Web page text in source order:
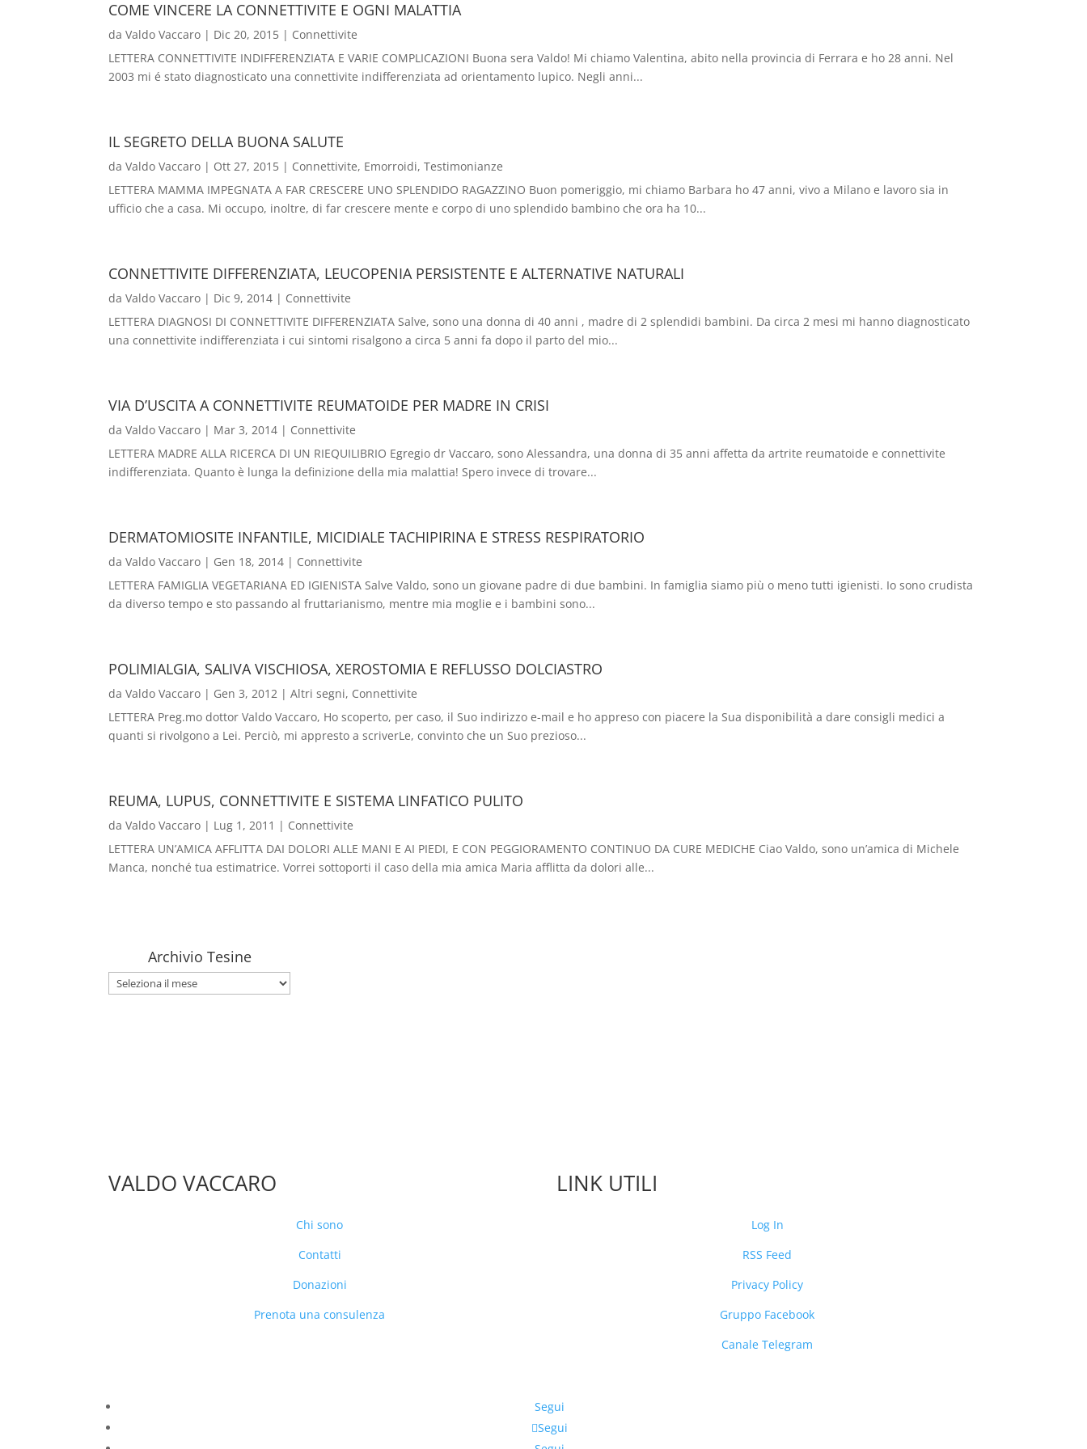
COME VINCERE LA CONNETTIVITE E OGNI MALATTIA
daValdo Vaccaro | Dic 20, 2015 | Connettivite
LETTERA CONNETTIVITE INDIFFERENZIATA E VARIE COMPLICAZIONI Buona sera Valdo! Mi chiamo Valentina, abito nella provincia di Ferrara e ho 28 anni. Nel
2003 mi é stato diagnosticato una connettivite indifferenziata ad orientamento lupico. Negli anni...
IL SEGRETO DELLA BUONA SALUTE
daValdo Vaccaro | Ott 27, 2015 | Connettivite, Emorroidi,Testimonianze
LETTERA MAMMA IMPEGNATA A FAR CRESCERE UNO SPLENDIDO RAGAZZINO Buon pomeriggio, mi chiamo Barbara ho 47 anni, vivo a Milano e lavoro sia in
ufficio che a casa. Mi occupo, inoltre, di far crescere mente e corpo di uno splendido bambino che ora ha 10...
CONNETTIVITE DIFFERENZIATA, LEUCOPENIA PERSISTENTE E ALTERNATIVE NATURALI
daValdo Vaccaro | Dic 9, 2014 | Connettivite
LETTERA DIAGNOSI DI CONNETTIVITE DIFFERENZIATA Salve, sono una donna di 40 anni , madre di 2 splendidi bambini. Da circa 2 mesi mi hanno diagnosticato
una connettivite indifferenziata i cui sintomi risalgono a circa 5 anni fa dopo il parto del mio...
VIA D’USCITA A CONNETTIVITE REUMATOIDE PER MADRE IN CRISI
daValdo Vaccaro | Mar 3, 2014 | Connettivite
LETTERA MADRE ALLA RICERCA DI UN RIEQUILIBRIO Egregio dr Vaccaro, sono Alessandra, una donna di 35 anni affetta da artrite reumatoide e connettivite
indifferenziata. Quanto è lunga la definizione della mia malattia! Spero invece di trovare...
DERMATOMIOSITE INFANTILE, MICIDIALE TACHIPIRINA E STRESS RESPIRATORIO
daValdo Vaccaro | Gen 18, 2014 | Connettivite
LETTERA FAMIGLIA VEGETARIANA ED IGIENISTA Salve Valdo, sono un giovane padre di due bambini. In famiglia siamo più o meno tutti igienisti. Io sono crudista
da diverso tempo e sto passando al fruttarianismo, mentre mia moglie e i bambini sono...
POLIMIALGIA, SALIVA VISCHIOSA, XEROSTOMIA E REFLUSSO DOLCIASTRO
daValdo Vaccaro | Gen 3, 2012 |Altri segni, Connettivite
LETTERA Preg.mo dottor Valdo Vaccaro, Ho scoperto, per caso, il Suo indirizzo e-mail e ho appreso con piacere la Sua disponibilità a dare consigli medici a
quanti si rivolgono a Lei. Perciò, mi appresto a scriverLe, convinto che un Suo prezioso...
REUMA, LUPUS, CONNETTIVITE E SISTEMA LINFATICO PULITO
daValdo Vaccaro | Lug 1, 2011 | Connettivite
LETTERA UN’AMICA AFFLITTA DAI DOLORI ALLE MANI E AI PIEDI, E CON PEGGIORAMENTO CONTINUO DA CURE MEDICHE Ciao Valdo, sono un’amica di Michele
Manca, nonché tua estimatrice. Vorrei sottoporti il caso della mia amica Maria afflitta da dolori alle...
Archivio Tesine
Archivio
Tesine
VALDO VACCARO
Chi sono
Contatti
Donazioni
Prenota una consulenza
LINK UTILI
Log In
RSS Feed
Privacy Policy
Gruppo Facebook
Canale Telegram
Segui
Segui